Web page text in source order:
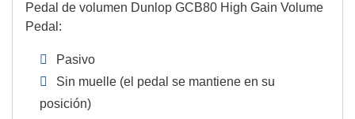
Pedal de volumen Dunlop GCB80 High Gain Volume
Pedal:
Pasivo
Sin muelle (el pedal se mantiene en su
posición)